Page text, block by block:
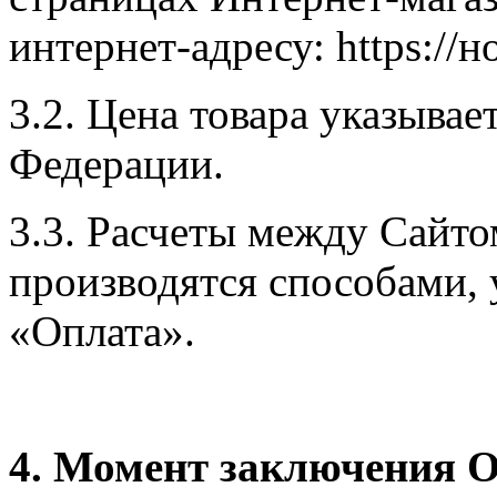
интернет-адресу: https://
3.2. Цена товара
Федерации.
3.3. Расчеты между
производятся
«Оплата».
4. Момент заключения